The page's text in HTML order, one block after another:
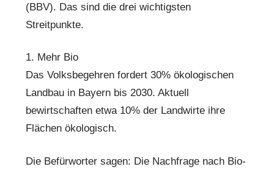
(BBV). Das sind die drei wichtigsten
Streitpunkte.
1. Mehr Bio
Das Volksbegehren fordert 30% ökologischen
Landbau in Bayern bis 2030. Aktuell
bewirtschaften etwa 10% der Landwirte ihre
Flächen ökologisch.
Die Befürworter sagen: Die Nachfrage nach Bio-